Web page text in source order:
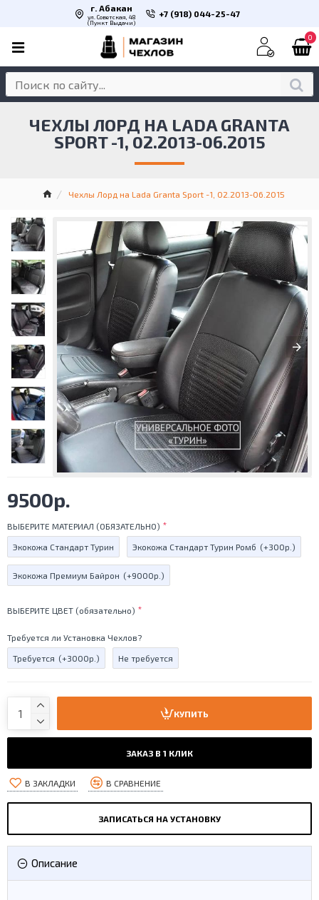
г. Абакан
ул. Советская, 48
(Пункт Выдачи)
+7 (918) 044-25-47
0
Чехлы Лорд на Lada Granta Sport -1, 02.2013-06.2015
ЧЕХЛЫ ЛОРД НА LADA GRANTA
SPORT -1, 02.2013-06.2015
9500р.
ВЫБЕРИТЕ МАТЕРИАЛ (ОБЯЗАТЕЛЬНО)
Экокожа Стандарт Турин Экокожа Стандарт Турин Ромб (+300р.)
Экокожа Премиум Байрон (+9000р.)
ВЫБЕРИТЕ ЦВЕТ (обязательно)
Требуется ли Установка Чехлов?
Требуется (+3000р.) Не требуется
КУПИТЬ
ЗАКАЗ В 1 КЛИК
В ЗАКЛАДКИ В СРАВНЕНИЕ
ЗАПИСАТЬСЯ НА УСТАНОВКУ
Описание